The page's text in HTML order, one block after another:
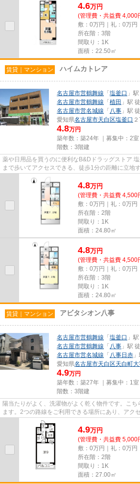
4.6万円
(管理費・共益費 4,000
敷：0万円｜礼：0万円
所在階：3階
間取り：1K
面積：22.50㎡
賃貸｜マンション ハイムカトレア
名古屋市営鶴舞線 「 塩釜口 」
名古屋市営鶴舞線 「 植田 」駅
名古屋市営名城線 「 八事 」駅
愛知県名古屋市天白区塩釜口
4.8万円
築年数：築24年 ｜募集中： 2室
階数：3階建
薬や日用品を買うのに便利なB&Dドラッグストア
まで歩いてアクセスできる、徒歩1分の距離に立地
ンに関して、自信をもって情...
4.8万円
(管理費・共益費 4,500
敷：0万円｜礼：0万円
所在階：2階
間取り：1K
面積：24.80㎡
4.8万円
(管理費・共益費 4,500
敷：0万円｜礼：0万円
所在階：3階
間取り：1K
面積：24.80㎡
賃貸｜マンション アビタシオン八事
名古屋市営鶴舞線 「 塩釜口 」
名古屋市営鶴舞線 「 八事 」駅
名古屋市営名城線 「 八事日赤
愛知県名古屋市天白区天白町
4.9万円
築年数：築27年 ｜募集中： 1室
階数：3階建
陽当たりがよく、洗濯物がよく乾く物件です。こち
ます。2つの路線をご利用できる場所にあり、アク
ら徒歩11分のところにある物件...
4.9万円
(管理費・共益費 5,000
敷：0万円｜礼：0万円
所在階：2階
間取り：1K
面積：27.00㎡